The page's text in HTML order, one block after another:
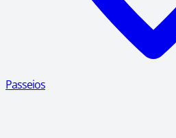
Passeios